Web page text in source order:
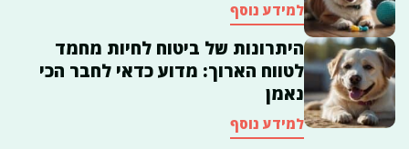
למידע נוסף
היתרונות של ביטוח לחיות מחמד
לטווח הארוך: מדוע כדאי לחבר הכי
נאמן
למידע נוסף